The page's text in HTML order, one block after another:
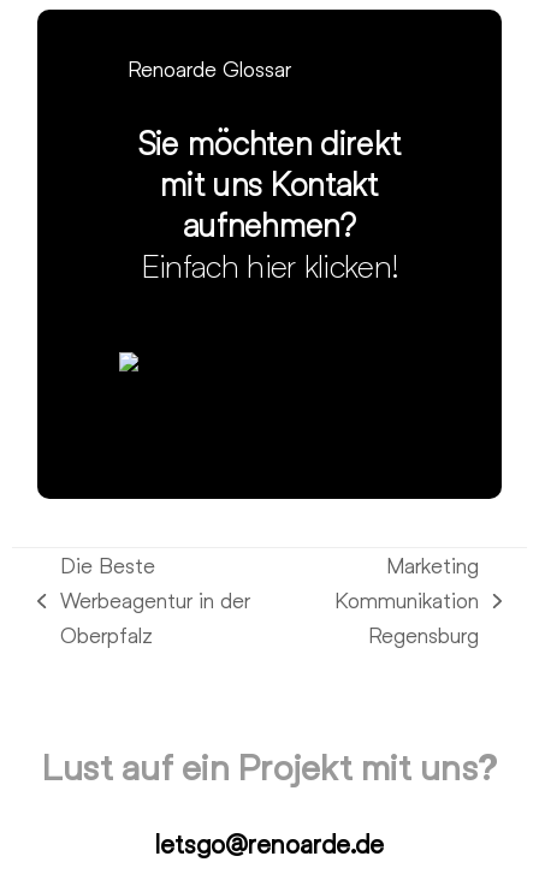
Renoarde Glossar
Sie möchten direkt
mit uns Kontakt
aufnehmen?
Einfach hier klicken!
vorheriger
Beitrag:
Die Beste
Werbeagentur in der
Oberpfalz
Nächster
Marketing
Kommunikation
Regensburg
Lust auf ein Projekt mit uns?
letsgo@renoarde.de